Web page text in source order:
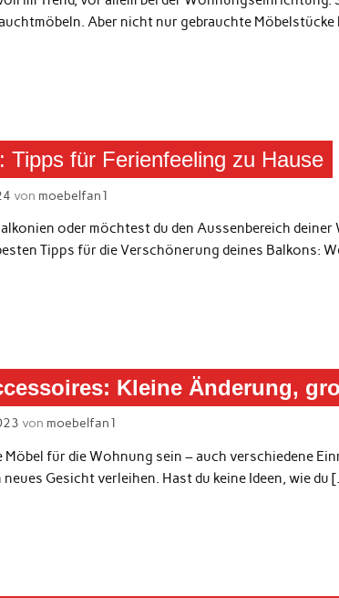
Aber nicht nur gebrauchte
Tipps für Ferienfeeling zu Hause
von moebelfan1
oder möchtest du den Aussenbereich
Tipps für die Verschönerung deines Balkons:
Kleine Änderung,
von moebelfan1
Möbel für die Wohnung sein – auch verschiedene
neues Gesicht verleihen. Hast du keine Ideen, wie du